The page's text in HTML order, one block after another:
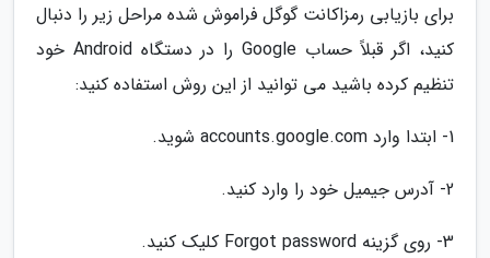
برای بازیابی رمزاکانت گوگل فراموش شده مراحل زیر را دنبال
کنید، اگر قبلاً حساب Google را در دستگاه Android خود
تنظیم کرده باشید می توانید از این روش استفاده کنید:
1- ابتدا وارد accounts.google.com شوید.
2- آدرس جیمیل خود را وارد کنید.
3- روی گزینه Forgot password کلیک کنید.